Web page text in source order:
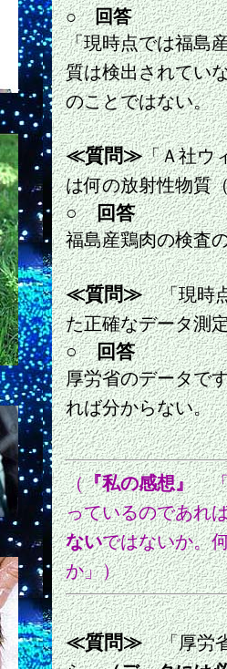
○ 回答
「現時点では福島
質は検出されてい
のことではない。
≪質問≫「Ａ社ウ
は何の放射性物質
○ 回答
福島産鶏肉の検査
≪質問≫「現時
た正確なデータ測
○ 回答
厚労省のデータで
れば分からない。
（『私の感想』「
っているのであれ
ないではないか。
か」）
≪質問≫「厚労